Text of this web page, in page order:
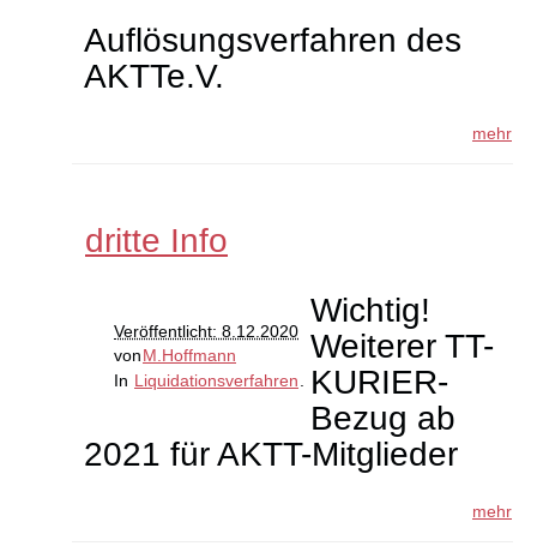
Auflösungsverfahren des
AKTTe.V.
mehr
dritte Info
Veröffentlicht: 8.12.2020
vonM.Hoffmann
In Liquidationsverfahren
Wichtig!
Weiterer TT-
KURIER-
Bezug ab
2021 für AKTT-Mitglieder
mehr